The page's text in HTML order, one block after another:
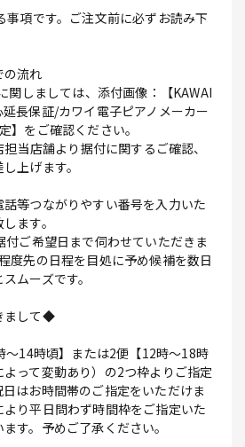
項です。ご注文前に必ずお読み下
流れ
関しましては、添付画像：【KAWAI
長保証/カワイ電子ピアノメーカー
】をご確認ください。
当店舗より据付に関するご確認、
上げます。
等つながりやすい番号を入力いた
ます。
付ご希望日まで伺わせていただきま
度先の日程を目処に予め候補を数日
ムーズです。
まして◆
～14時頃】または2便【12時～18時
って変動あり）の2つ枠よりご指定
はお時間帯のご指定をいただけま
り平日問わず時間枠をご指定いた
す。予めご了承ください。